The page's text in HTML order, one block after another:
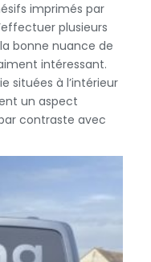
imprimés par
plusieurs
bonne nuance de
intéressant.
situées à l’intérieur
un aspect
contraste avec